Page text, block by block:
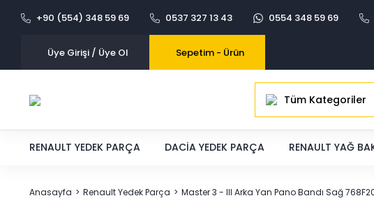
+90 (554) 348 59 69 0537 327 13 43 0554 348 59 69
Üye Girişi / Üye Ol Sepetim - Ürün
Tüm Kategoriler
RENAULT YEDEK PARÇA DACIA YEDEK PARÇA RENAULT YAĞ
Anasayfa Renault Yedek Parça Master 3 - III Arka Yan Pano Bandı Sağ